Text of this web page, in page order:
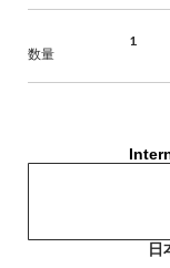
数量
日